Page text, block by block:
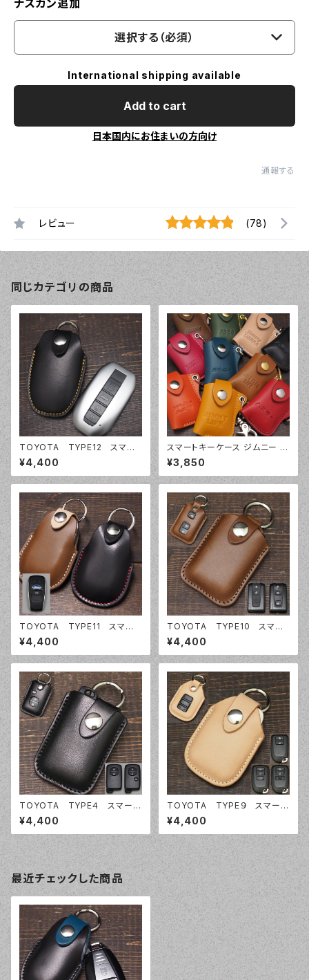
ナスカン追加
選択する（必須）
International shipping available
Add to cart
日本国内にお住まいの方向け
通報する
レビュー (78)
同じカテゴリの商品
TOYOTA TYPE12 スマー
トキーケース スマートキーカバ
ー オーダーメイド 本革レザ
ー トヨタ
¥4,400
スマートキーケース ジムニー ハ
スラー ジムニーシエラ JB64 J
B74 JC74 SUZUKI スズキ ク
ロスビー ラパン フロンクス / X
¥3,850
TOYOTA TYPE11 スマート
キーケース スマートキーカバ
ー オーダーメイド 本革レザ
ー トヨタ
¥4,400
TOYOTA TYPE10 スマー
トキーケース スマートキーカバ
ー オーダーメイド 本革レザ
ー トヨタ
¥4,400
TOYOTA TYPE４ スマート
キーケース スマートキーカバ
ー オーダーメイド 本革レザ
ー トヨタ
¥4,400
TOYOTA TYPE９ スマート
キーケース スマートキーカバ
ー オーダーメイド 本革レザ
ー トヨタ
¥4,400
最近チェックした商品